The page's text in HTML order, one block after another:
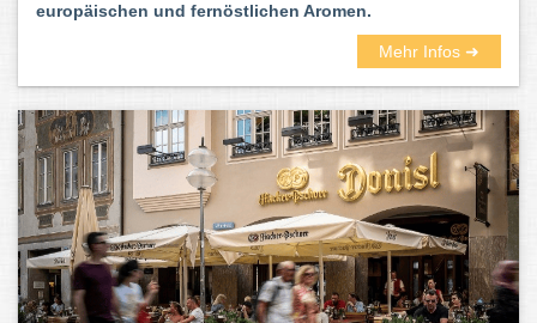
europäischen und fernöstlichen Aromen.
Mehr Infos ➜